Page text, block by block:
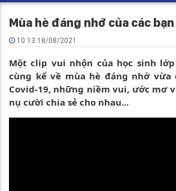
Mùa hè đáng nhớ của các
10:13 18/08/2021
Một clip vui nhộn của học sinh lớp
cùng kể về mùa hè đáng nhớ
Covid-19, những niềm vui, ước mơ
nụ cười chia sẻ cho nhau...